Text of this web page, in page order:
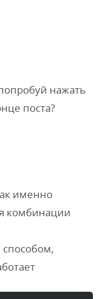
нажать
поста?
именно
комбинации